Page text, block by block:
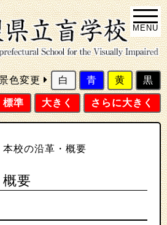
色変更 白 青 黄 黒
標準 大きく さらに大きく
本校の沿革・概要
要
MENU